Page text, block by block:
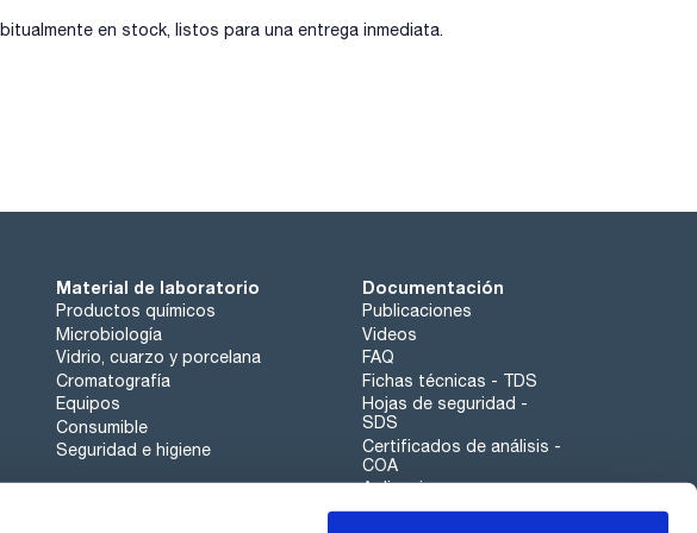
en stock, listos para una entrega inmediata.
Material de laboratorio
Productos químicos
Microbiología
Vidrio, cuarzo y porcelana
Cromatografía
Equipos
Consumible
Seguridad e higiene
Documentación
Publicaciones
Videos
FAQ
Fichas técnicas - TDS
Hojas de seguridad -
SDS
Certificados de análisis -
COA
Aplicaciones
Tabla Periódica